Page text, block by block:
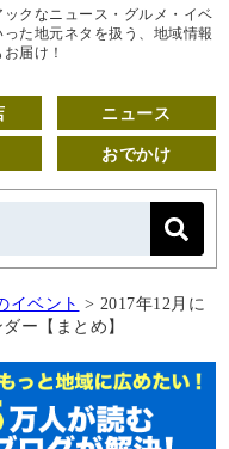
クなニュース・グルメ・イベ
た地元ネタを扱う、地域情報
届け！
ニュース
おでかけ
イベント > 2017年12月に
ー【まとめ】